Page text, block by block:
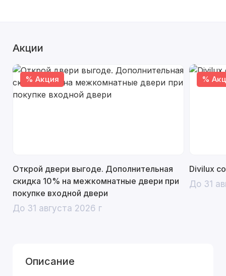
Акции
% Акция
Открой двери выгоде. Дополнительная
скидка 10% на межкомнатные двери при
покупке входной двери
До 31 августа 2026 г
%
Divilux
До 31
Описание